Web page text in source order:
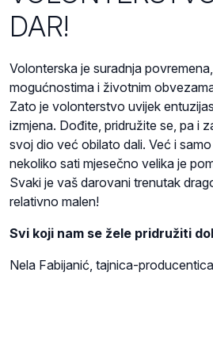
DAR!
Volonterska je suradnja
mogućnostima i životnim
Zato je volonterstvo uvijek
izmjena. Dođite, pridružite se, pa i
svoj dio već obilato dali. Već i
nekoliko sati mjesečno velika je
Svaki je vaš darovani trenutak
relativno malen!
Svi koji nam se žele pridružiti
Nela Fabijanić, tajnica-producentica